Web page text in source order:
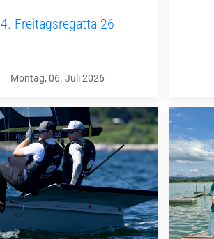
4. Freitagsregatta 26
Montag, 06. Juli 2026